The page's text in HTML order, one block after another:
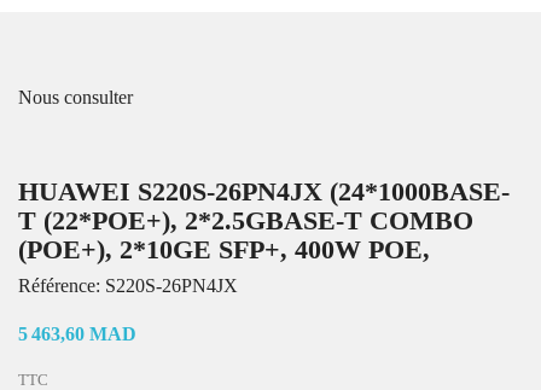
Nous consulter
HUAWEI S220S-26PN4JX (24*1000BASE-
T (22*POE+), 2*2.5GBASE-T COMBO
(POE+), 2*10GE SFP+, 400W POE,
Référence: S220S-26PN4JX
5 463,60 MAD
TTC